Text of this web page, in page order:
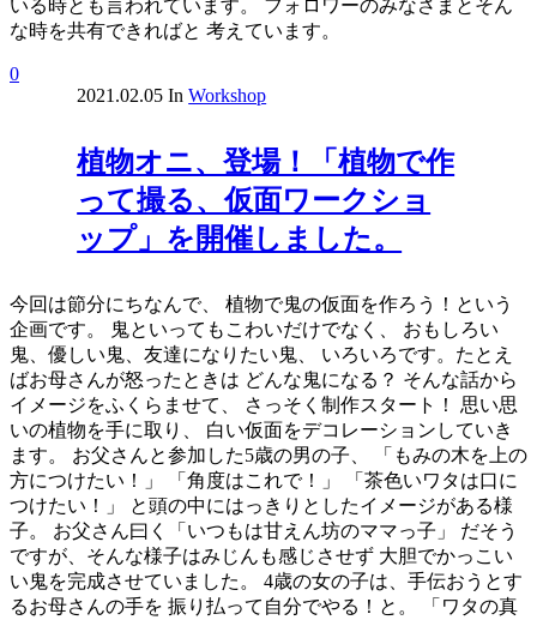
いる時とも言われています。 フォロワーのみなさまとそん
な時を共有できればと 考えています。
0
2021.02.05 In Workshop
植物オニ、登場！「植物で作
って撮る、仮面ワークショ
ップ」を開催しました。
今回は節分にちなんで、 植物で鬼の仮面を作ろう！という
企画です。 鬼といってもこわいだけでなく、 おもしろい
鬼、優しい鬼、友達になりたい鬼、 いろいろです。たとえ
ばお母さんが怒ったときは どんな鬼になる？ そんな話から
イメージをふくらませて、 さっそく制作スタート！ 思い思
いの植物を手に取り、 白い仮面をデコレーションしていき
ます。 お父さんと参加した5歳の男の子、 「もみの木を上の
方につけたい！」 「角度はこれで！」 「茶色いワタは口に
つけたい！」 と頭の中にはっきりとしたイメージがある様
子。 お父さん曰く「いつもは甘えん坊のママっ子」 だそう
ですが、そんな様子はみじんも感じさせず 大胆でかっこい
い鬼を完成させていました。 4歳の女の子は、手伝おうとす
るお母さんの手を 振り払って自分でやる！と。 「ワタの真